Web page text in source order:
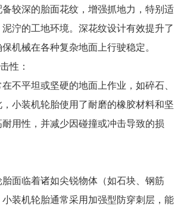
较深的胎面花纹，增强抓地力，特别适
泞的工地环境。深花纹设计有效提升了
机械在各种复杂地面上行驶稳定。
性：
不平坦或坚硬的地面上作业，如碎石、
小装机轮胎使用了耐磨的橡胶材料和坚
用性，并减少因碰撞或冲击导致的损
面临着诸如尖锐物体（如石块、钢筋
装机轮胎通常采用加强型防穿刺层，能